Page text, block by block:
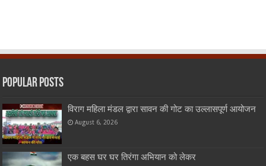
Popular Posts
विराग महिला मंडल द्वारा सावन की गोट का उल्लासपूर्ण आयोजन
August 6, 2026
एक बहस घर घर तिरंगा अभियान को लेकर